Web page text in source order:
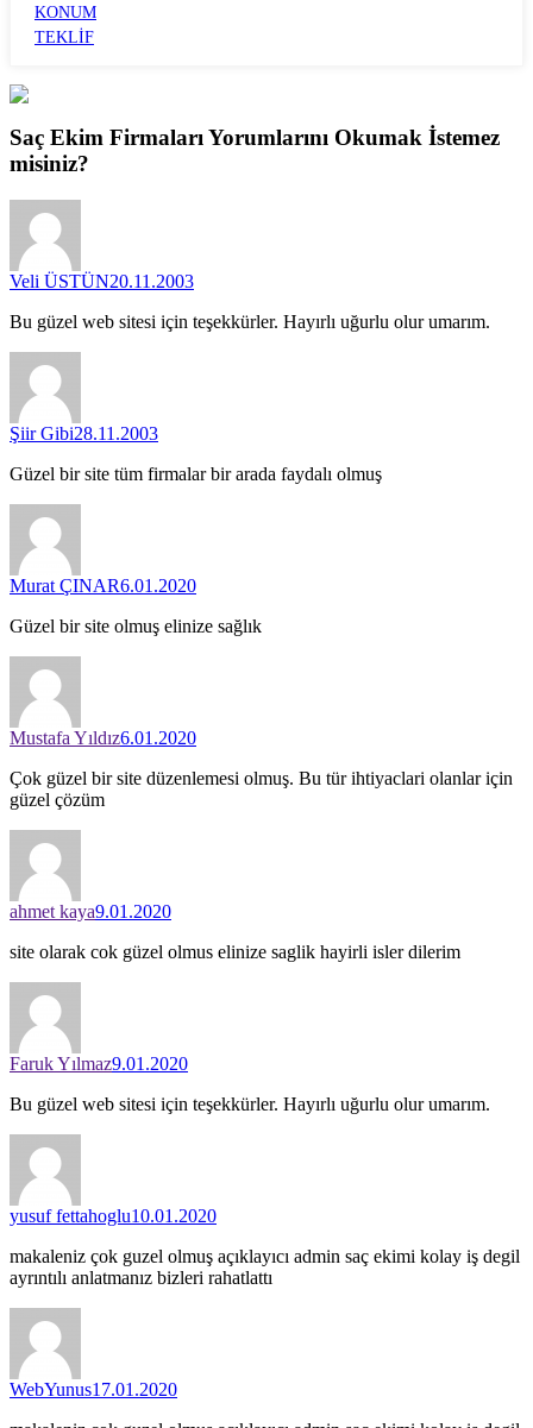
KONUM
TEKLİF
Saç Ekim FirmalarıYorumlarını Okumak İstemez
misiniz?
Veli ÜSTÜN20.11.2003
Bu güzel web sitesi için teşekkürler. Hayırlı uğurlu olur umarım.
Şiir Gibi28.11.2003
Güzel bir site tüm firmalar bir arada faydalı olmuş
Murat ÇINAR6.01.2020
Güzel bir site olmuş elinize sağlık
Mustafa Yıldız6.01.2020
Çok güzel bir site düzenlemesi olmuş. Bu tür ihtiyaclari olanlar için
güzel çözüm
ahmet kaya9.01.2020
site olarak cok güzel olmus elinize saglik hayirli isler dilerim
Faruk Yılmaz9.01.2020
Bu güzel web sitesi için teşekkürler. Hayırlı uğurlu olur umarım.
yusuf fettahoglu10.01.2020
makaleniz çok guzel olmuş açıklayıcı admin saç ekimi kolay iş degil
ayrıntılı anlatmanız bizleri rahatlattı
WebYunus17.01.2020